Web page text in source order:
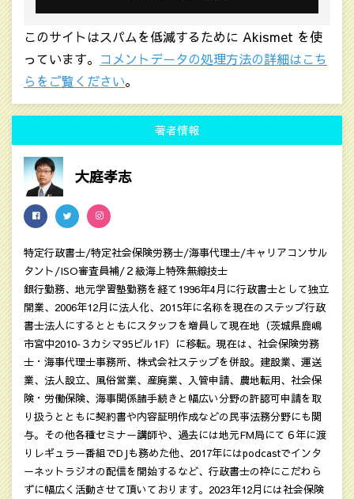
このサイトはスパムを低減するために Akismet を使
っています。 コメントデータの処理方法の詳細はこち
らをご覧ください。
著者情報
大庭孝志
特定行政書士/特定社会保険労務士/海事代理士/キャリアコンサル
タント/ISO審査員補/２級海上特殊無線技士
銀行勤務、地元学習塾勤務を経て1996年4月に行政書士として独立
開業、2006年12月に法人化、2015年に名称を現在のステップ行政
書士法人にするとともにスタッフを増員して現在地（茨城県鹿嶋
市宮中2010‐３カシマ95ビル1F）に移転。現在は、社会保険労務
士・海事代理士事務所、株式会社ステップを併設。建設業、運送
業、法人設立、風俗営業、産廃業、入管申請、農地転用、社会保
険・労働保険、海事関係諸手続きと幅広い分野の許認可申請を取
り扱うとともに契約書や内容証明作成などの民亊法務分野にも関
与。その他各種セミナー講師や、過去には地元FM局にて６年に渡
りレギュラー番組でDJも務めた他、2017年にはpodcastでインタ
ーネットラジオの配信を開始するなど、行政書士の枠にこだわら
ずに幅広く活動させて頂いております。2023年12月には社会保険